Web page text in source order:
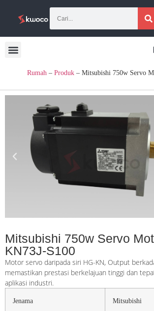
Rumah – Produk – Mitsubishi 750w Servo
Mitsubishi 750w Servo
KN73J-S100
Motor servo daripada siri HG-KN, Output
memastikan prestasi berkelajuan tinggi dan
aplikasi industri.
Jenama Mitsubishi